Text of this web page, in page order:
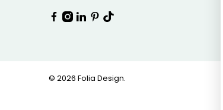
© 2026 Folia Design.